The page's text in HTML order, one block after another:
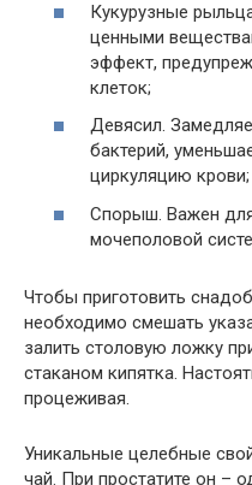
Кукурузные
ценными
эффект,
клеток;
Девясил.
бактерий,
циркуляцию крови;
Спорыш. Важен
мочеполовой
Чтобы приготовить
необходимо смешать
залить столовую ложку
стаканом кипятка.
процеживая.
Уникальные целебные
чай. При простатите он –